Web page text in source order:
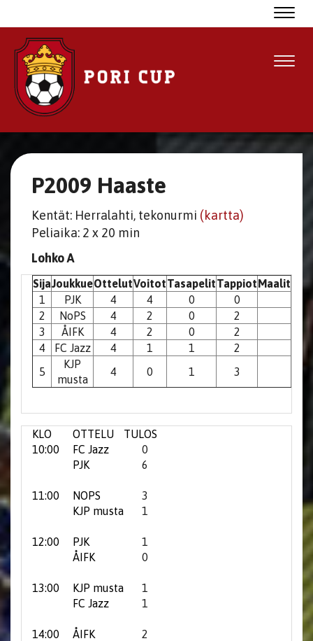
P2009 Haaste
Kentät: Herralahti, tekonurmi (kartta)
Peliaika: 2 x 20 min
Lohko A
SijaJoukkueOttelutVoitotTasapelitTappiotMaalit
1
PJK 4 4 0 0
2
NoPS 4 2 0 2
3
ÅIFK 4 2 0 2
4
FC Jazz 4 1 1 2
4
5
KJP
musta
4 0 1 3
KLO OTTELU
TULOS
10:00
FC Jazz
0
PJK
6
11:00 NOPS
3
KJP musta
1
12:00 PJK
1
ÅIFK
0
13:00 KJP musta
1
FC Jazz
1
14:00 ÅIFK
2